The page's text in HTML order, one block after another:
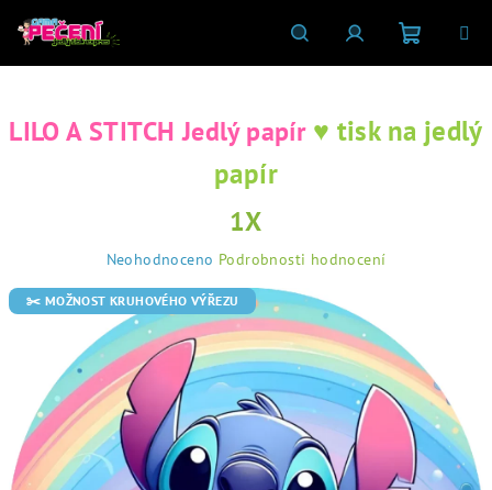
HledatPřihlášeníNákupní
košík
LILO A STITCH Jedlý papír ♥ tisk na jedlý
papír
1X
produktu
hvězdiček.
Neohodnoceno Podrobnosti hodnocení
✂️ MOŽNOST KRUHOVÉHO VÝŘEZU